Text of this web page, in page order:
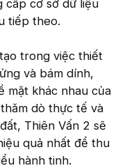
cấp cơ sở dữ liệu
tiếp theo.
trong việc thiết
và bám dính,
mặt khác nhau của
dò thực tế và
Thiên Vấn 2 sẽ
quả nhất để thu
hành tinh.